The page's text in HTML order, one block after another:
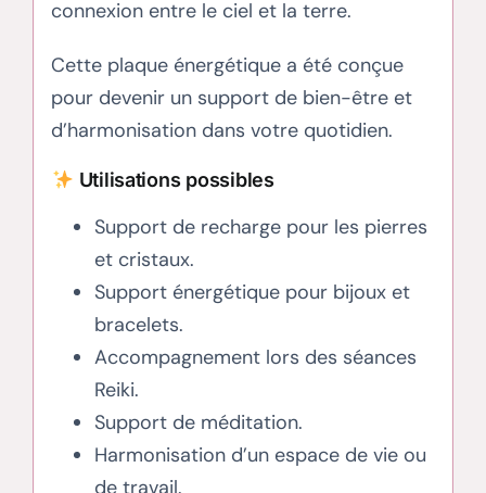
connexion entre le ciel et la terre.
Cette plaque énergétique a été conçue
pour devenir un support de bien-être et
d’harmonisation dans votre quotidien.
Utilisations possibles
Support de recharge pour les pierres
et cristaux.
Support énergétique pour bijoux et
bracelets.
Accompagnement lors des séances
Reiki.
Support de méditation.
Harmonisation d’un espace de vie ou